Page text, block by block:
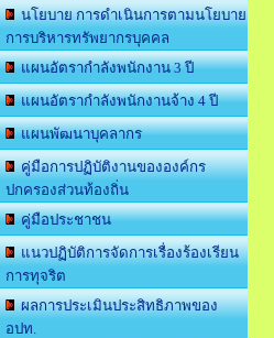
นโยบาย การดำเนินการตามนโยบาย
การบริหารทรัพยากรบุคคล
แผนอัตรากำลังพนักงาน 3 ปี
แผนอัตรากำลังพนักงานจ้าง 4 ปี
แผนพัฒนาบุคลากร
คู่มือการปฏิบัติงานขององค์กร
ปกครองส่วนท้องถิ่น
คู่มือประชาชน
แนวปฏิบัติการจัดการเรื่องร้องเรียน
การทุจริต
ผลการประเมินประสิทธิภาพของ
อปท.